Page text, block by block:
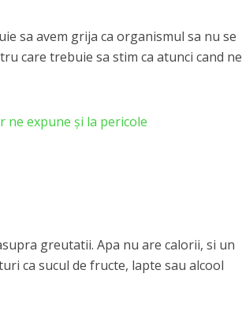
sa avem grija ca organismul sa nu se
care trebuie sa stim ca atunci cand ne
ne expune și la pericole
greutatii. Apa nu are calorii, si un
ca sucul de fructe, lapte sau alcool